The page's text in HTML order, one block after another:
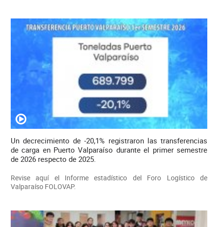
Un decrecimiento de -20,1% registraron las transferencias
de carga en Puerto Valparaíso durante el primer semestre
de 2026 respecto de 2025.
Revise aquí el Informe estadístico del Foro Logístico de
Valparaíso FOLOVAP.